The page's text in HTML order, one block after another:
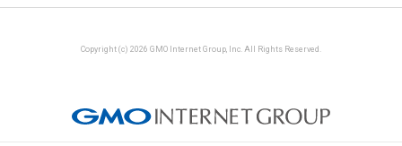
Copyright (c) 2026 GMO Internet Group, Inc. All Rights Reserved.